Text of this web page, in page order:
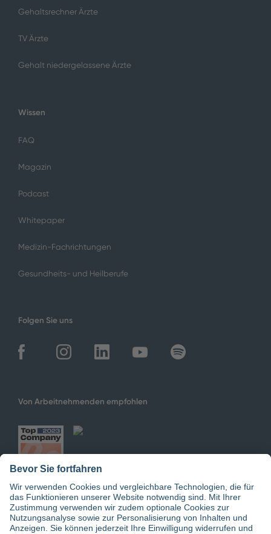
Gehaltsrechner Ärzte
TV Ärzte
Gehalt niedergelassene Ärzte
Wissen
FAQ
Magazin
Podcast
Whitepaper
Medizin-Fachrichtungen
Gesundheits- und Heilberufe
Folgen Sie uns
Von Arbeitnehmenden empfohlen
Jetzt doctari App downloaden